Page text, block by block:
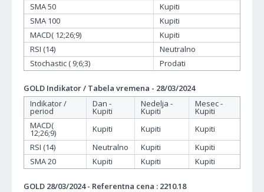
SMA 50
Kupiti
SMA 100
Kupiti
MACD( 12;26;9)
Kupiti
RSI (14)
Neutralno
Stochastic ( 9;6;3)
Prodati
GOLD Indikator / Tabela vremena - 28/03/2024
Indikator /
period
Dan -
Kupiti
Nedelja -
Kupiti
Mesec -
Kupiti
MACD(
12;26;9) Kupiti Kupiti
Kupiti
RSI (14)
Neutralno Kupiti
Kupiti
SMA 20
Kupiti Kupiti Kupiti
GOLD 28/03/2024 - Referentna cena : 2210.18